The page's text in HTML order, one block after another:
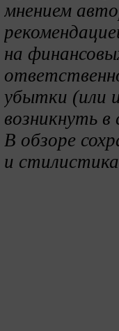
мнением
на
убытки (или
возникнуть в
В обзоре
и